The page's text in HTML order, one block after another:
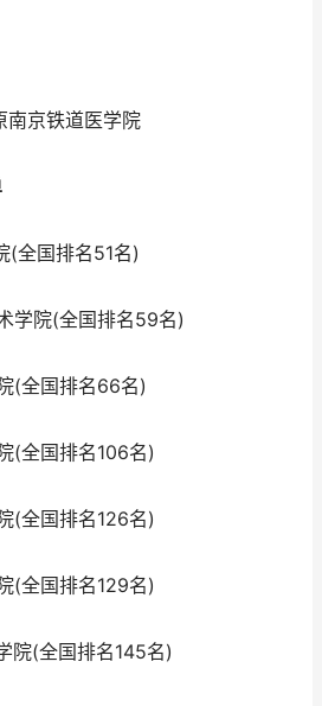
南京铁道医学院
(全国排名51名)
学院(全国排名59名)
(全国排名66名)
(全国排名106名)
(全国排名126名)
(全国排名129名)
院(全国排名145名)